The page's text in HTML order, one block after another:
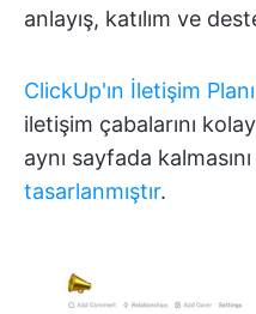
anlayış, katılım ve
ClickUp'ın İletişim
iletişim çabalarını
aynı sayfada
tasarlanmıştır.